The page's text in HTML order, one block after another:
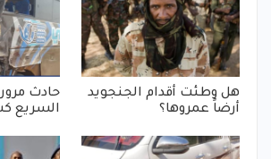
هل وطئت أقدام الجنجويد
أرضاً عمروها؟
حادث
السريع